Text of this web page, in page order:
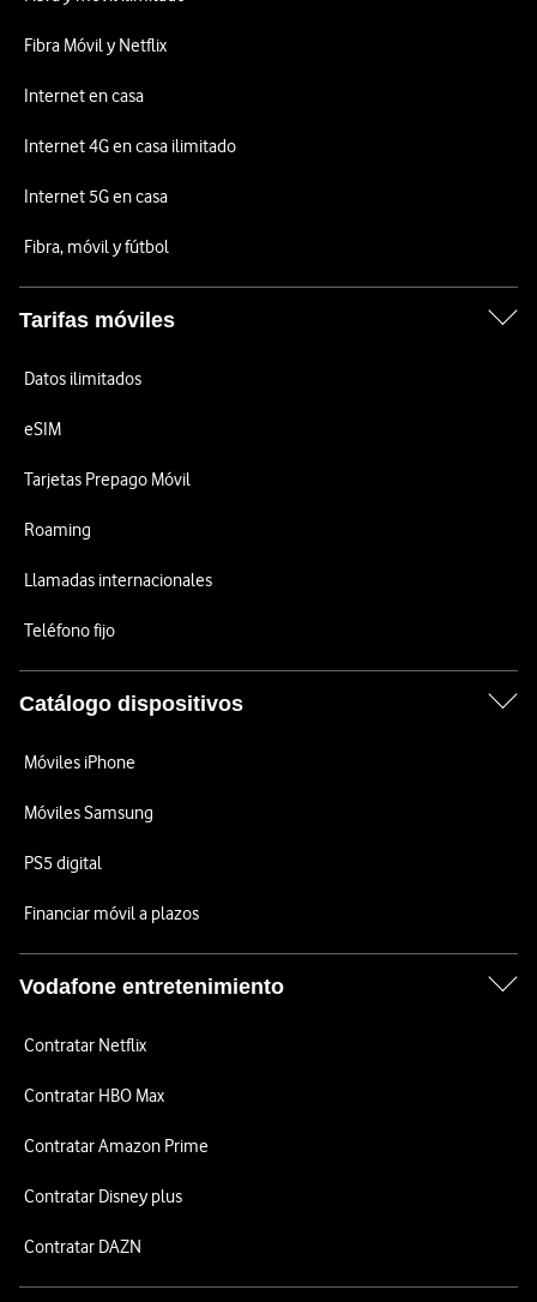
Fibra Móvil y Netflix
Internet en casa
Internet 4G en casa ilimitado
Internet 5G en casa
Fibra, móvil y fútbol
Tarifas móviles
Datos ilimitados
eSIM
Tarjetas Prepago Móvil
Roaming
Llamadas internacionales
Teléfono fijo
Catálogo dispositivos
Móviles iPhone
Móviles Samsung
PS5 digital
Financiar móvil a plazos
Vodafone entretenimiento
Contratar Netflix
Contratar HBO Max
Contratar Amazon Prime
Contratar Disney plus
Contratar DAZN